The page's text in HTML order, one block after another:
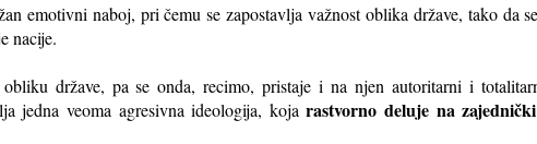
emotivni naboj, pri čemu se zapostavlja važnost oblika države, tako da
nacije.
države, pa se onda, recimo, pristaje i na njen autoritarni i
jedna veoma agresivna ideologija, kojarastvorno deluje na